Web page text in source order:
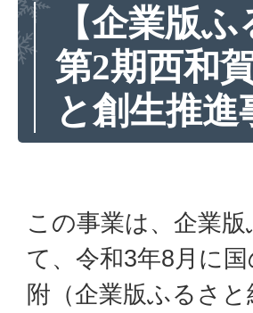
【企業版
第2期西和
と創生推進
この事業は、企業
て、令和3年8月に
附（企業版ふるさ